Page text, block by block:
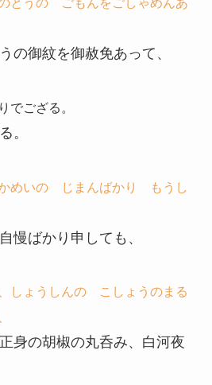
の御紋を御赦免あって、
ござる。
。
いの じまんばかり もうし
慢ばかり申しても、
しょうしんの こしょうのまる
身の胡椒の丸呑み、白河夜